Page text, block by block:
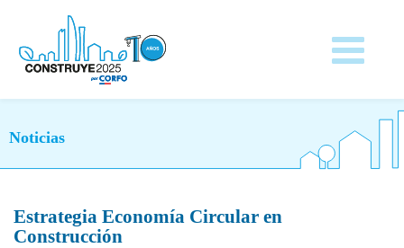
Noticias
Estrategia Economía Circular en
Construcción